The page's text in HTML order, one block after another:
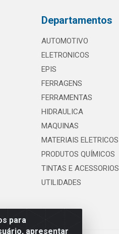
para
apresentar
Departamentos
AUTOMOTIVO
ELETRONICOS
EPIS
FERRAGENS
FERRAMENTAS
HIDRAULICA
MAQUINAS
MATERIAIS ELETRICOS
PRODUTOS QUÍMICOS
TINTAS E ACESSORIOS
UTILIDADES